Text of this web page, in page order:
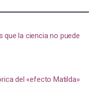
que la ciencia no puede
del «efecto Matilda»